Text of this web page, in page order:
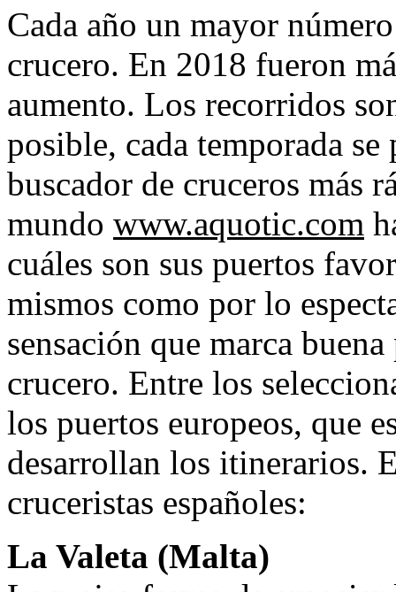
Cada año un mayor
crucero. En 2018 fueron
aumento. Los recorridos
posible, cada temporada
buscador de cruceros más
mundo www.aquotic.com
cuáles son sus puertos
mismos como por lo
sensación que marca
crucero. Entre los
los puertos europeos, que
desarrollan los itinerarios.
cruceristas españoles:
La Valeta (Malta)